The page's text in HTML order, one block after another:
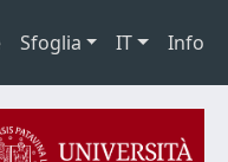
Sfoglia IT Info